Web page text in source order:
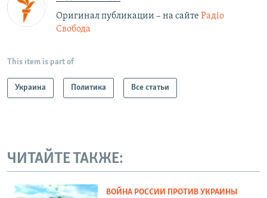
Оригинал публикации – на сайте Радіо
Свобода
This item is part of
Украина Политика Все статьи
ЧИТАЙТЕ ТАКЖЕ:
ВОЙНА РОССИИ ПРОТИВ УКРАИНЫ